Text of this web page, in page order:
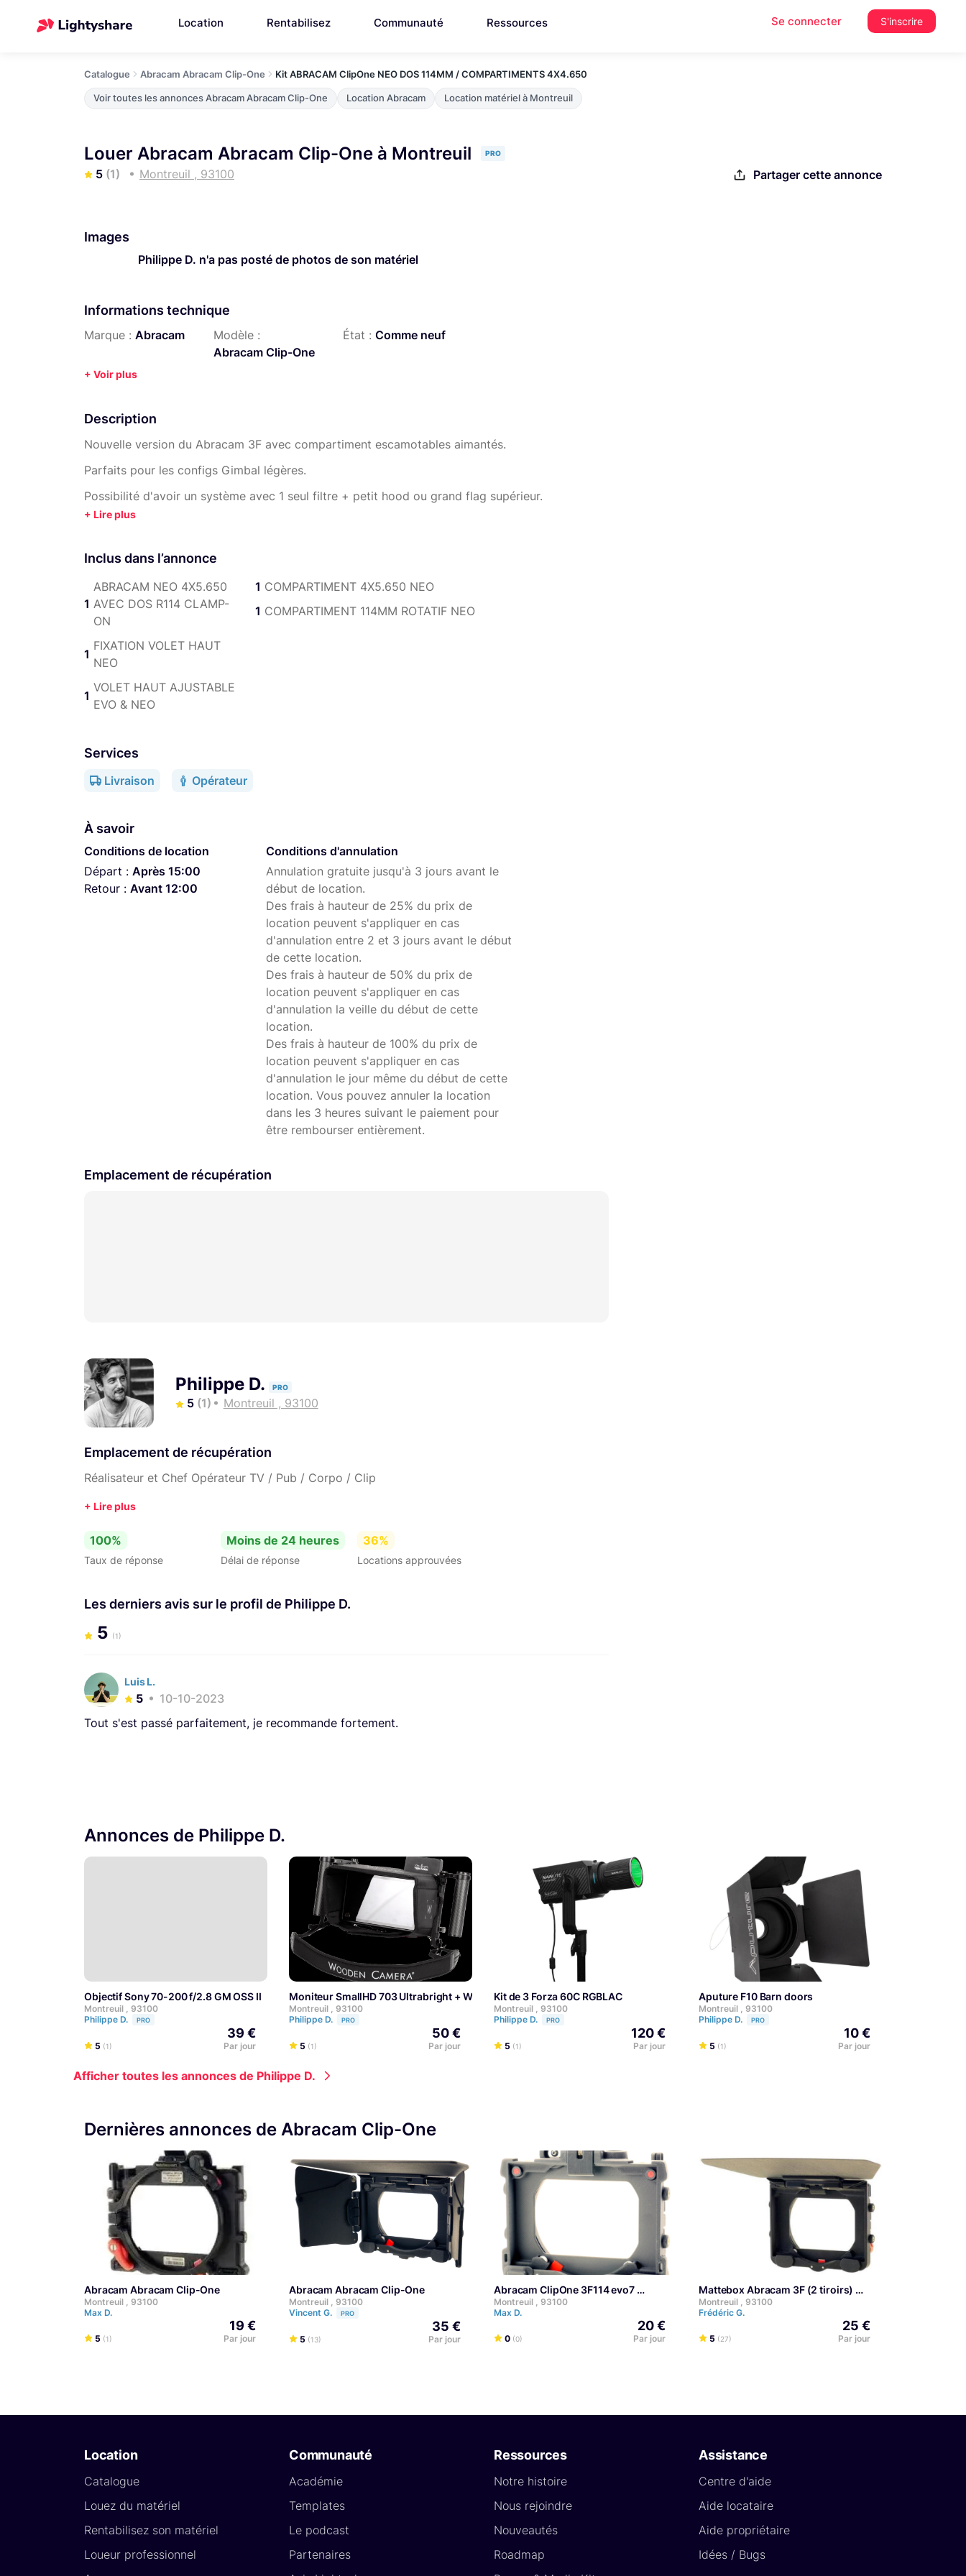
Location Rentabilisez Communauté Ressources Se connecter S'inscrire
Catalogue Abracam Abracam Clip-One Kit ABRACAM ClipOne NEO DOS 114MM / COMPARTIMENTS 4X4.650
Voir toutes les annonces Abracam Abracam Clip-One Location Abracam Location matériel à Montreuil
Louer Abracam Abracam Clip-One à Montreuil PRO
5 (1) Montreuil , 93100 Partager cette annonce
Images
Philippe D. n'a pas posté de photos de son matériel
Informations technique
Marque : Abracam
Modèle :
Abracam Clip-One
État : Comme neuf
+ Voir plus
Description
Nouvelle version du Abracam 3F avec compartiment escamotables aimantés.
Parfaits pour les configs Gimbal légères.
Possibilité d'avoir un système avec 1 seul filtre + petit hood ou grand flag supérieur.
Loué avec 2 compartiments en plus :
1 compartiment 4X5.650 NEO
Compatibilité 4X4.
1 filtre par compartiment.
Kit de bagues réductrices smallrig dispo :
95mm-86mm 95mm-58mm
49mm-77mm 49mm-62mm
Inclus dans l’annonce
1
ABRACAM NEO 4X5.650
AVEC DOS R114 CLAMP-
ON
1
FIXATION VOLET HAUT
NEO
1
VOLET HAUT AJUSTABLE
EVO & NEO
1 COMPARTIMENT 4X5.650 NEO
1 COMPARTIMENT 114MM ROTATIF NEO
Services
Livraison Opérateur
À savoir
Conditions de location
Départ : Après 15:00
Retour : Avant 12:00
Conditions d'annulation
Annulation gratuite jusqu'à 3 jours avant le
début de location.
Des frais à hauteur de 25% du prix de
location peuvent s'appliquer en cas
d'annulation entre 2 et 3 jours avant le début
de cette location.
Des frais à hauteur de 50% du prix de
location peuvent s'appliquer en cas
d'annulation la veille du début de cette
location.
Des frais à hauteur de 100% du prix de
location peuvent s'appliquer en cas
d'annulation le jour même du début de cette
location. Vous pouvez annuler la location
dans les 3 heures suivant le paiement pour
être rembourser entièrement.
Emplacement de récupération
Philippe D. PRO
5 (1) Montreuil , 93100
Emplacement de récupération
Réalisateur et Chef Opérateur TV / Pub / Corpo / Clip
100%
Taux de réponse
Moins de 24 heures
Délai de réponse
36%
Locations approuvées
Les derniers avis sur le profil de Philippe D.
5 (1)
Luis L.
5
10-10-2023
Tout s'est passé parfaitement, je recommande fortement.
Annonces de Philippe D.
Objectif Sony 70-200 f/2.8 GM OSS II
Montreuil , 93100
Philippe D.
PRO
5 (1)
39 €
Par jour
Moniteur SmallHD 703 Ultrabright + Wooden Camera Director's Cage V3
Montreuil , 93100
Philippe D.
PRO
5 (1)
50 €
Par jour
Kit de 3 Forza 60C RGBLAC
Montreuil , 93100
Philippe D.
PRO
5 (1)
120 €
Par jour
Aputure F10 Barn doors
Montreuil , 93100
Philippe D.
PRO
5 (1)
10 €
Par jour
Afficher toutes les annonces de Philippe D.
Dernières annonces de Abracam Clip-One
Abracam Abracam Clip-One
Montreuil , 93100
Max D.
5 (1)
19 €
Par jour
Abracam Abracam Clip-One
Montreuil , 93100
Vincent G.
PRO
5 (13)
35 €
Par jour
Abracam ClipOne 3F114 evo7
Montreuil , 93100
Max D.
0 (0)
20 €
Par jour
Mattebox Abracam 3F (2 tiroirs)
Montreuil , 93100
Frédéric G.
5 (27)
25 €
Par jour
Location
Catalogue
Louez du matériel
Rentabilisez son matériel
Loueur professionnel
Communauté
Académie
Templates
Le podcast
Partenaires
Ressources
Notre histoire
Nous rejoindre
Nouveautés
Roadmap
Assistance
Centre d'aide
Aide locataire
Aide propriétaire
Idées / Bugs